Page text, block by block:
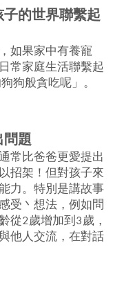
的世界聯繫起
如果家中有養寵
常家庭生活聯繫起
狗般貪吃呢」。
問題
常比爸爸更愛提出
招架！但對孩子來
力。特別是講故事
受丶想法，例如問
從2歲增加到3歲，
他人交流，在對話